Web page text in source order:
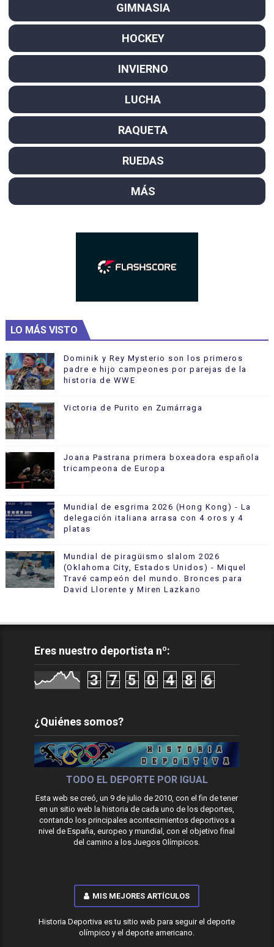
GIMNASIA
HOCKEY
INVIERNO
LUCHA
RAQUETA
RUEDAS
MÁS
LO MÁS VISTO
Dominik y Rey Mysterio son los primeros
padre e hijo campeones por parejas de la
historia de WWE
Victoria de Purito en Zumárraga
Joana Pastrana primera boxeadora española
tricampeona de Europa
Mundial de esgrima 2026 (Hong Kong) - La
delegación italiana arrasa con 4 oros y 4
platas
Mundial de piragüismo slalom 2026
(Oklahoma City, Estados Unidos) - Miquel
Travé campeón del mundo. Bronces para
David Llorente y Miren Lazkano
Eres nuestro deportista nº:
3 7 5 0 4 8 6
¿Quiénes somos?
TODO EL DEPORTE POR IGUAL
Esta web se creó, un 9 de julio de 2010, con el fin de tener
en un sitio web la historia de cada uno de los deportes,
contando los principales acontecimientos deportivos a
nivel de España, europeo y mundial, con el objetivo final
del camino a los Juegos Olímpicos.
MIS MEJORES ARTÍCULOS
Historia Deportiva es tu sitio web para seguir el deporte
olímpico y el deporte americano.